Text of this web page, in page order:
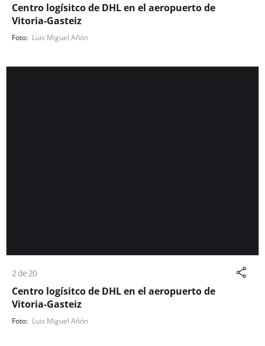
Centro logísitco de DHL en el aeropuerto de
Vitoria-Gasteiz
Luis Miguel Añón
2 de 20
Centro logísitco de DHL en el aeropuerto de
Vitoria-Gasteiz
Luis Miguel Añón